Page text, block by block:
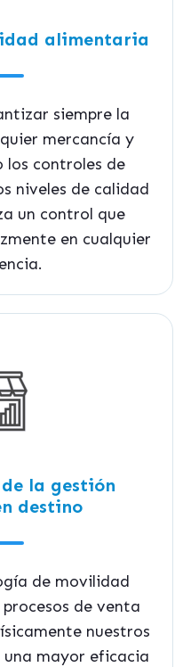
alimentaria
siempre la
mercancía y
los controles de
niveles de calidad
un control que
en cualquier
la gestión
destino
de movilidad
de venta
nuestros
una mayor eficacia